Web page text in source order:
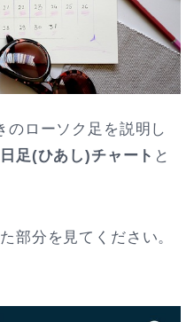
のローソク足を説明し
日足(ひあし)チャート と
部分を見てください。